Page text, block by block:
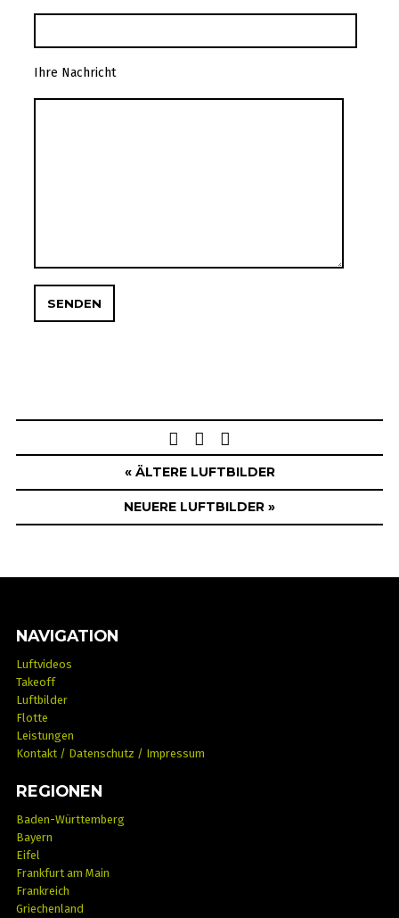
Ihre Nachricht
navigation
« ÄLTERE LUFTBILDER
NEUERE LUFTBILDER »
NAVIGATION
Luftvideos
Takeoff
Luftbilder
Flotte
Leistungen
Kontakt / Datenschutz / Impressum
REGIONEN
Baden-Württemberg
Bayern
Eifel
Frankfurt am Main
Frankreich
Griechenland